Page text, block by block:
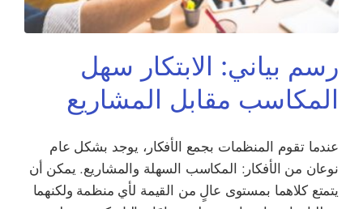
رسم بياني: الابتكار سهل
المكاسب مقابل المشاريع
عندما تقوم المنظمات بجمع الأفكار، يوجد بشكل عام
نوعان من الأفكار: المكاسب السهلة والمشاريع. يمكن أن
يتمتع كلاهما بمستوى عالٍ من القيمة لأي منظمة ولكنهما